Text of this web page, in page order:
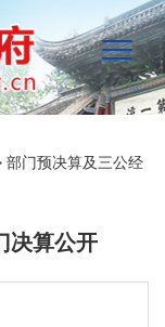
部门预决算及三公经
决算公开